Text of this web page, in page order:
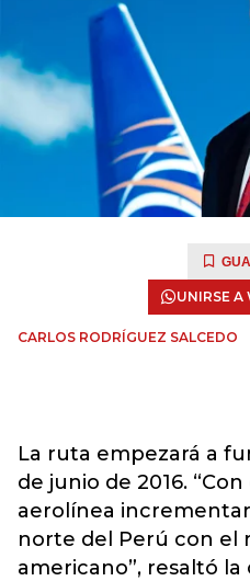
UNIRSE A
CARLOS RODRÍGUEZ SALCEDO
La ruta empezará a
de junio de 2016.
aerolínea
norte del Perú con el
americano”, resaltó